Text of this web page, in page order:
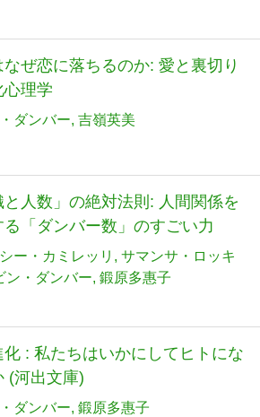
なぜ恋に落ちるのか: 愛と裏切り
心理学
ダンバー 吉嶺英美
と人数」の絶対法則: 人間関係を
る「ダンバー数」のすごい力
ー・カミレッリ
サマンサ・ロッキ
ン・ダンバー 鍛原多惠子
化 : 私たちはいかにしてヒトにな
(河出文庫)
ダンバー 鍛原多惠子